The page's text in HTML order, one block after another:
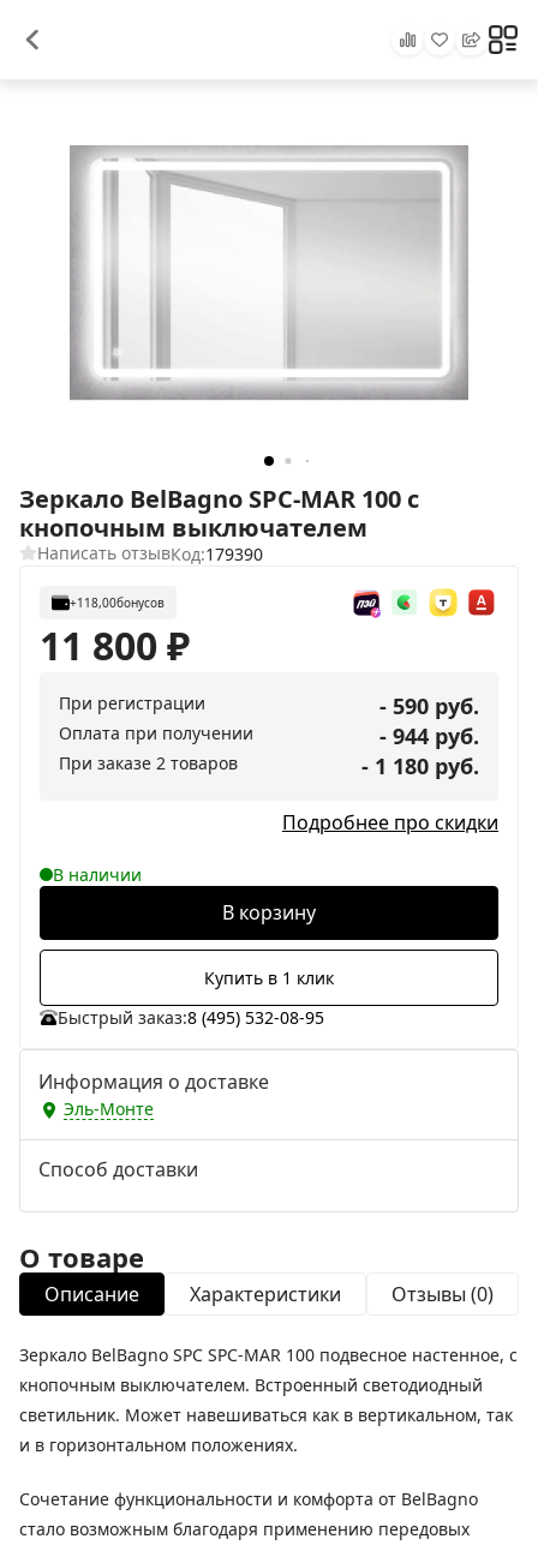
Зеркало BelBagno SPC-MAR 100 с
кнопочным выключателем
Написать отзывКод:179390
+118,00бонусов
11 800₽
При регистрации - 590 руб.
Оплата при получении - 944 руб.
При заказе 2 товаров - 1 180 руб.
Подробнее про скидки
В наличии
В корзину
Купить в 1 клик
Быстрый заказ:8 (495) 532-08-95
Информация о доставке
Эль-Монте
Способ доставки
О товаре
Описание Характеристики Отзывы (0)
Зеркало BelBagno SPC SPC-MAR 100 подвесное настенное, с
кнопочным выключателем. Встроенный светодиодный
светильник. Может навешиваться как в вертикальном, так
и в горизонтальном положениях.
Сочетание функциональности и комфорта от BelBagno
стало возможным благодаря применению передовых